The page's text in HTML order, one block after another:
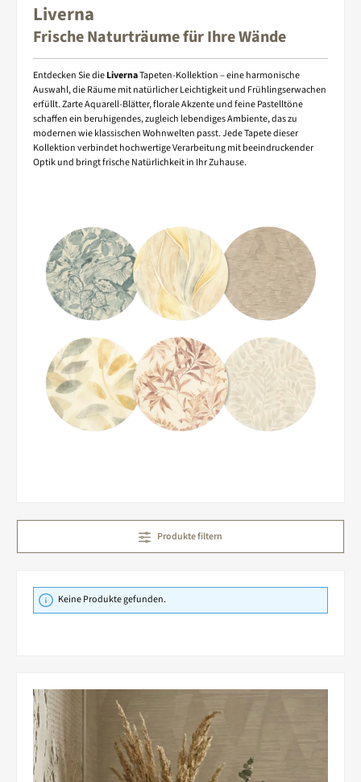
Liverna
Frische Naturträume für Ihre Wände
Entdecken Sie dieLivernaTapeten-Kollektion – eine harmonische
Auswahl, die Räume mit natürlicher Leichtigkeit und Frühlingserwachen
erfüllt. Zarte Aquarell-Blätter, florale Akzente und feine Pastelltöne
schaffen ein beruhigendes, zugleich lebendiges Ambiente, das zu
modernen wie klassischen Wohnwelten passt. Jede Tapete dieser
Kollektion verbindet hochwertige Verarbeitung mit beeindruckender
Optik und bringt frische Natürlichkeit in Ihr Zuhause.
Produkte filtern
Keine Produkte gefunden.